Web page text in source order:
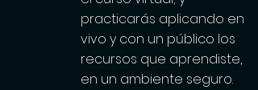
practicarás aplicando en
vivo y con un público los
recursos que aprendiste,
en un ambiente seguro.